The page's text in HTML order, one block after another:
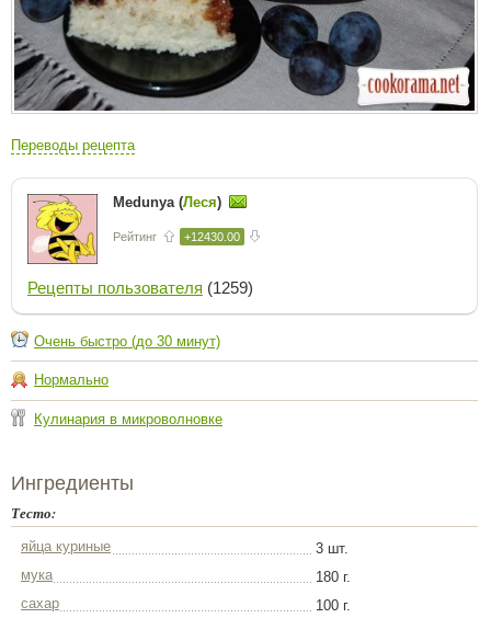
Переводы рецепта
Medunya (Леся)
Рейтинг +12430.00
Рецепты пользователя (1259)
Очень быстро (до 30 минут)
Нормально
Кулинария в микроволновке
Ингредиенты
Тесто:
яйца куриные
3 шт.
мука
180 г.
сахар
100 г.